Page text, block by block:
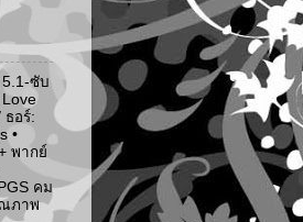
5.1-ซับ
ธอร์:
•
พากย์
คม
ณภาพ